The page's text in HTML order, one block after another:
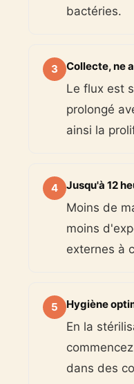
bactéries.
3 Collecte, ne
Le flux est
prolongé
ainsi la
4 Jusqu'à 12
Moins de
moins
externes à
5 Hygiène
En la
dans des